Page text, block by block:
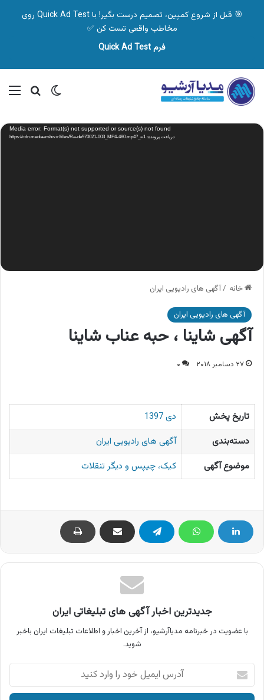
🎯 قبل از شروع کمپین، تصمیم درست بگیر! با Quick Ad Test روی
مخاطب واقعی تست کن ✅
فرم Quick Ad Test
تغییر پوسته
نمایشگر
ویدیو Media error: Format(s) not supported or source(s) not found
دریافت پرونده: https://cdn.mediaarshiv.ir/files/Ra-de970021-003_MP4-480.mp4?_=1
خانه /آگهی های رادیویی ایران
آگهی های رادیویی ایران
آگهی شاینا ، حبه عناب شاینا
۲۷ دسامبر ۲۰۱۸ ۰
تاریخ پخش
دی 1397
دسته‌بندی
آگهی های رادیویی ایران
موضوع آگهی
کیک، چیپس و دیگر تنقلات
جدیدترین اخبار آگهی های تبلیغاتی ایران
با عضویت در خبرنامه مدیاآرشیو، از آخرین اخبار و اطلاعات تبلیغات ایران باخبر
شوید.
آدرس
ایمیل
خود